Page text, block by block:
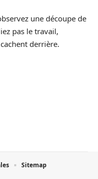
une découpe de
pas le travail,
derrière.
Sitemap